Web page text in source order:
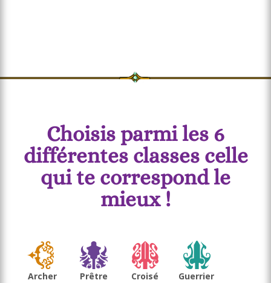
Choisis parmi les 6
différentes classes celle
qui te correspond le
mieux !
Archer Prêtre Croisé Guerrier